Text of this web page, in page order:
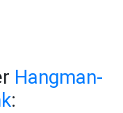
Hangman-
: